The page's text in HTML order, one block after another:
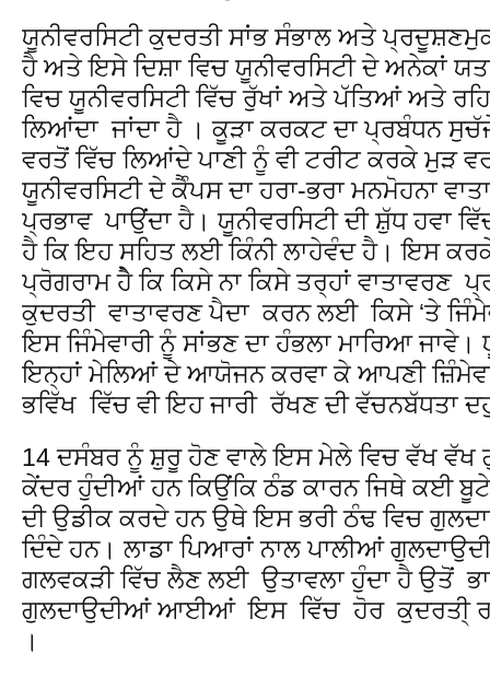
ਯੂਨੀਵਰਸਿਟੀ ਕੁਦਰਤੀ ਸਾਂਭ ਸੰਭਾਲ ਅਤੇ
ਹੈ ਅਤੇ ਇਸੇ ਦਿਸ਼ਾ ਵਿਚ ਯੂਨੀਵਰਸਿਟੀ ਦੇ ਅਨੇਕਾਂ
ਵਿਚ ਯੂਨੀਵਰਸਿਟੀ ਵਿੱਚ ਰੁੱਖਾਂ ਅਤੇ ਪੱਤਿਆਂ ਅਤੇ
ਲਿਆਂਦਾ ਜਾਂਦਾ ਹੈ । ਕੂੜਾ ਕਰਕਟ ਦਾ ਪ੍ਰਬੰਧਨ
ਵਰਤੋਂ ਵਿੱਚ ਲਿਆਂਦੇ ਪਾਣੀ ਨੂੰ ਵੀ ਟਰੀਟ ਕਰਕੇ ਮੁੜ
ਯੂਨੀਵਰਸਿਟੀ ਦੇ ਕੈੰਪਸ ਦਾ ਹਰਾ-ਭਰਾ ਮਨਮੋਹਨਾ
ਪ੍ਰਭਾਵ ਪਾਉਂਦਾ ਹੈ। ਯੂਨੀਵਰਸਿਟੀ ਦੀ ਸ਼ੁੱਧ ਹਵਾ
ਹੈ ਕਿ ਇਹ ਸਹਿਤ ਲਈ ਕਿੰਨੀ ਲਾਹੇਵੰਦ ਹੈ। ਇਸ
ਪ੍ਰੋਗਰਾਮ ਹੇੈ ਕਿ ਕਿਸੇ ਨਾ ਕਿਸੇ ਤਰ੍ਹਾਂ ਵਾਤਾਵਰਣ
ਕੁਦਰਤੀ ਵਾਤਾਵਰਣ ਪੈਦਾ ਕਰਨ ਲਈ ਕਿਸੇ ‘ਤੇ
ਇਸ ਜਿੰਮੇਵਾਰੀ ਨੂੰ ਸਾਂਭਣ ਦਾ ਹੰਭਲਾ ਮਾਰਿਆ ਜਾਵੇ।
ਇਨ੍ਹਾਂ ਮੇਲਿਆਂ ਦੇ ਆਯੋਜਨ ਕਰਵਾ ਕੇ ਆਪਣੀ
ਭਵਿੱਖ ਵਿੱਚ ਵੀ ਇਹ ਜਾਰੀ ਰੱਖਣ ਦੀ ਵੱਚਨਬੱਧਤਾ
14 ਦਸੰਬਰ ਨੂੰ ਸ਼ੁਰੂ ਹੋਣ ਵਾਲੇ ਇਸ ਮੇਲੇ ਵਿਚ ਵੱਖ ਵੱਖ
ਕੇਂਦਰ ਹੁੰਦੀਆਂ ਹਨ ਕਿਉਂਕਿ ਠੰਡ ਕਾਰਨ ਜਿਥੇ ਕਈ
ਦੀ ਉਡੀਕ ਕਰਦੇ ਹਨ ਉਥੇ ਇਸ ਭਰੀ ਠੰਢ ਵਿਚ
ਦਿੰਦੇ ਹਨ। ਲਾਡਾ ਪਿਆਰਾਂ ਨਾਲ ਪਾਲੀਆਂ
ਗਲਵਕੜੀ ਵਿੱਚ ਲੈਣ ਲਈ ਉਤਾਵਲਾ ਹੁੰਦਾ ਹੈ ਉਤੋਂ
ਗੁਲਦਾਉਦੀਆਂ ਆਈਆਂ ਇਸ ਵਿੱਚ ਹੋਰ ਕੁਦਰਤੀ੍
।